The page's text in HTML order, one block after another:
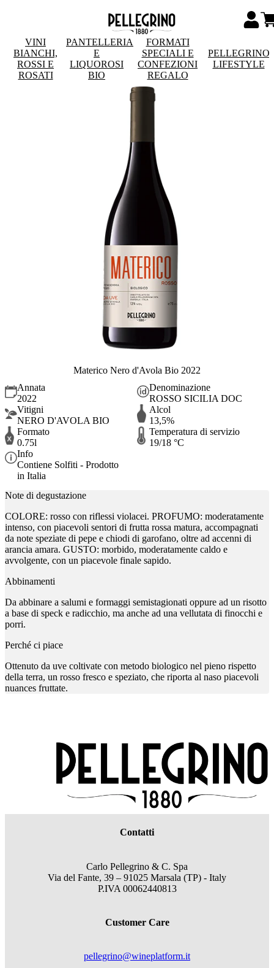
VINI
BIANCHI,
ROSSI E
ROSATI
PANTELLERIA
E
LIQUOROSI
BIO
FORMATI
SPECIALI E
CONFEZIONI
REGALO
PELLEGRINO
LIFESTYLE
Materico Nero d'Avola Bio 2022
Annata
2022
Denominazione
ROSSO SICILIA DOC
Vitigni
NERO D'AVOLA BIO
Alcol
13,5%
Formato
0.75l
Temperatura di servizio
19/18 °C
Info
Contiene Solfiti - Prodotto
in Italia
Note di degustazione
COLORE: rosso con riflessi violacei. PROFUMO: moderatamente
intenso, con piacevoli sentori di frutta rossa matura, accompagnati
da note speziate di pepe e chiodi di garofano, oltre ad accenni di
arancia amara. GUSTO: morbido, moderatamente caldo e
avvolgente, con un piacevole finale sapido.
Abbinamenti
Da abbinare a salumi e formaggi semistagionati oppure ad un risotto
a base di speck e radicchio, ma anche ad una vellutata di finocchi e
porri.
Perché ci piace
Ottenuto da uve coltivate con metodo biologico nel pieno rispetto
della terra, un rosso fresco e speziato, che riporta al naso piacevoli
nuances fruttate.
Contatti
Carlo Pellegrino & C. Spa
Via del Fante, 39 – 91025 Marsala (TP) - Italy
P.IVA 00062440813
Customer Care
pellegrino@wineplatform.it